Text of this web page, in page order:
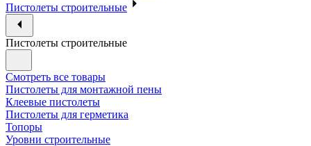
Пистолеты строительные
Пистолеты строительные
Смотреть все товары
Пистолеты для монтажной пены
Клеевые пистолеты
Пистолеты для герметика
Топоры
Уровни строительные